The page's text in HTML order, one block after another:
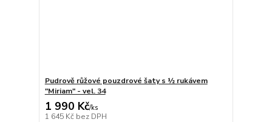
Pudrově růžové pouzdrové šaty s ½ rukávem
"Miriam" - vel. 34
1 990 Kč/ks
1 645 Kč bez DPH